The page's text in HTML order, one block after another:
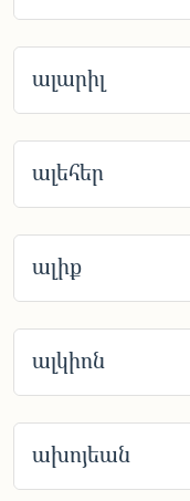
ալարիլ
ալեհեր
ալիք
ալկիոն
ախոյեան